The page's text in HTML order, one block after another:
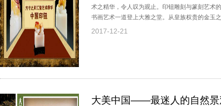
术之精华，令人叹为观止。印钮雕刻与篆刻艺术
书画艺术一道登上大雅之堂。从皇族权贵的金玉
为文人学者的乐事。
2017-12-21
大美中国——最迷人的自然景